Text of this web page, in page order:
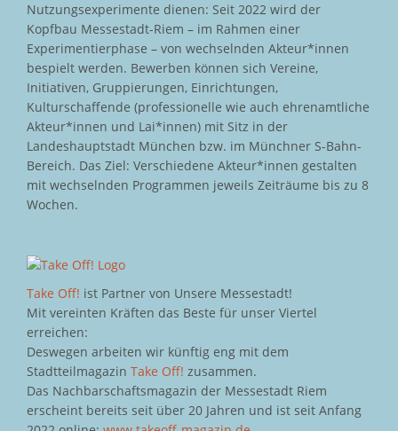
Nutzungsexperimente dienen: Seit 2022 wird der
Kopfbau Messestadt-Riem – im Rahmen einer
Experimentierphase – von wechselnden Akteur*innen
bespielt werden. Bewerben können sich Vereine,
Initiativen, Gruppierungen, Einrichtungen,
Kulturschaffende (professionelle wie auch ehrenamtliche
Akteur*innen und Lai*innen) mit Sitz in der
Landeshauptstadt München bzw. im Münchner S-Bahn-
Bereich. Das Ziel: Verschiedene Akteur*innen gestalten
mit wechselnden Programmen jeweils Zeiträume bis zu 8
Wochen.
Take Off! ist Partner von Unsere Messestadt!
Mit vereinten Kräften das Beste für unser Viertel
erreichen:
Deswegen arbeiten wir künftig eng mit dem
Stadtteilmagazin Take Off! zusammen.
Das Nachbarschaftsmagazin der Messestadt Riem
erscheint bereits seit über 20 Jahren und ist seit Anfang